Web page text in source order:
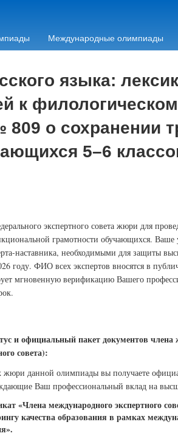
Международные олимпиады
языка:
к
о сохранении
5–6
экспертного совета жюри для
грамотности обучающихся. Ваше
наставника, необходимыми для защиты
году. ФИО всех экспертов вносятся в
мгновенную верификацию Вашего
и официальный пакет документов
совета):
жюри данной олимпиады вы получаете
Ваш профессиональный вклад на
«Члена международного экспертного
качества образования в рамках